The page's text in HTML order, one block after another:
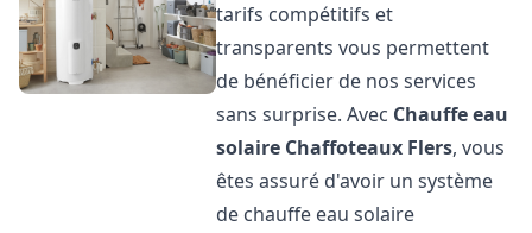
tarifs compétitifs et
transparents vous permettent
de bénéficier de nos services
sans surprise. Avec Chauffe eau
solaire Chaffoteaux Flers, vous
êtes assuré d'avoir un système
de chauffe eau solaire